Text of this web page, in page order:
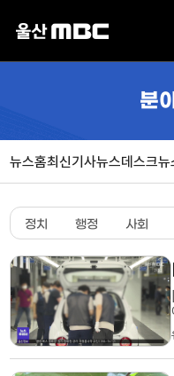
분
뉴스홈최신기사뉴스데스크뉴
정치 행정 사회